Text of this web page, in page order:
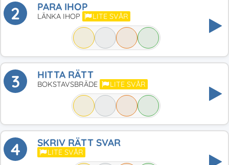
2 PARA IHOP
LÄNKA IHOP LITE SVÅR
3 HITTA RÄTT
BOKSTAVSBRÄDE LITE SVÅR
4 SKRIV RÄTT SVAR
LITE SVÅR